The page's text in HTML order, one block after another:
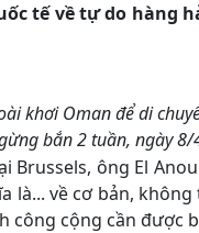
tế về tự do hàng
khơi Oman để di
bắn 2 tuần, ngày 8/
Brussels, ông El
là... về cơ bản,
công cộng cần được